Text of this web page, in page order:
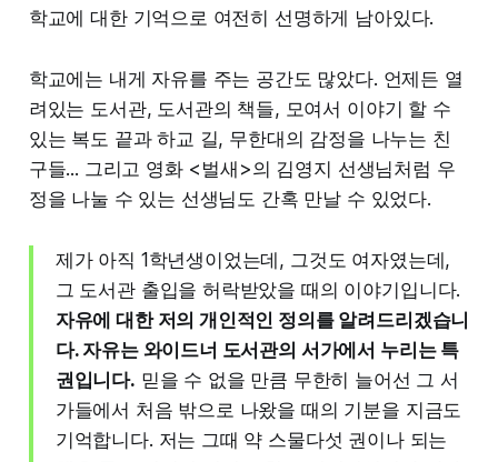
학교에 대한 기억으로 여전히 선명하게 남아있다.
학교에는 내게 자유를 주는 공간도 많았다. 언제든 열
려있는 도서관, 도서관의 책들, 모여서 이야기 할 수
있는 복도 끝과 하교 길, 무한대의 감정을 나누는 친
구들... 그리고 영화 <벌새>의 김영지 선생님처럼 우
정을 나눌 수 있는 선생님도 간혹 만날 수 있었다.
제가 아직 1학년생이었는데, 그것도 여자였는데,
그 도서관 출입을 허락받았을 때의 이야기입니다.
자유에 대한 저의 개인적인 정의를 알려드리겠습니
다. 자유는 와이드너 도서관의 서가에서 누리는 특
권입니다. 믿을 수 없을 만큼 무한히 늘어선 그 서
가들에서 처음 밖으로 나왔을 때의 기분을 지금도
기억합니다. 저는 그때 약 스물다섯 권이나 되는